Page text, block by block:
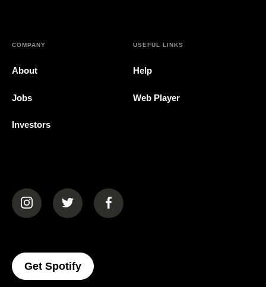
COMPANY
About
Jobs
Investors
USEFUL LINKS
Help
Web Player
(opens in a new tab)(opens in a new tab)(opens in a new tab)
Get Spotify(opens In A New Tab)